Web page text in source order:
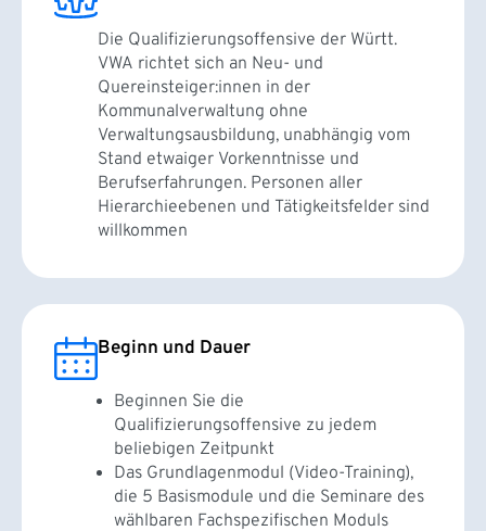
Die Qualifizierungsoffensive der Württ.
VWA richtet sich an Neu- und
Quereinsteiger:innen in der
Kommunalverwaltung ohne
Verwaltungsausbildung, unabhängig vom
Stand etwaiger Vorkenntnisse und
Berufserfahrungen. Personen aller
Hierarchieebenen und Tätigkeitsfelder sind
willkommen
Beginn und Dauer
Beginnen Sie die
Qualifizierungsoffensive zu jedem
beliebigen Zeitpunkt
Das Grundlagenmodul (Video-Training),
die 5 Basismodule und die Seminare des
wählbaren Fachspezifischen Moduls